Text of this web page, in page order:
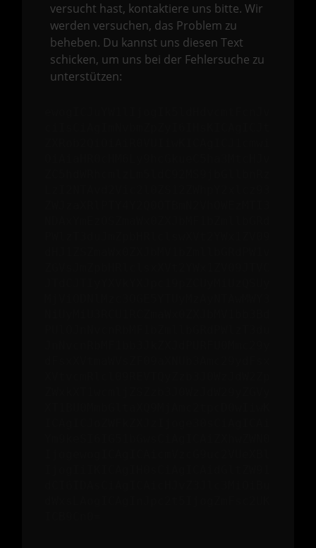
versucht hast, kontaktiere uns bitte. Wir
werden versuchen, das Problem zu
beheben. Du kannst uns diesen Text
schicken, um uns bei der Fehlersuche zu
unterstützen: